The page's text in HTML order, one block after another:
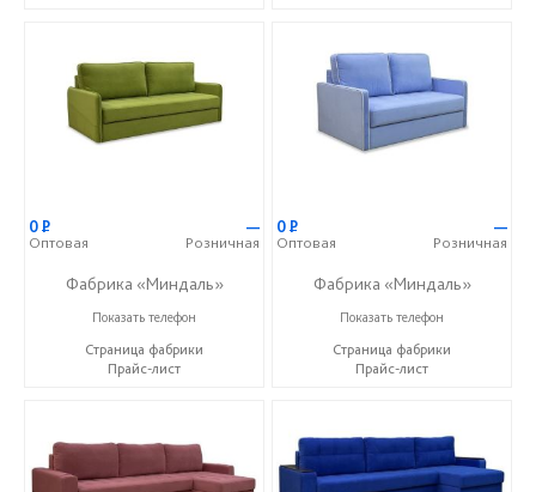
0Р
Оптовая
—
Розничная
Фабрика «Миндаль»
+7 (927) 630-62-82
Показать телефон
Страница фабрики
Прайс-лист
0Р
Оптовая
—
Розничная
Фабрика «Миндаль»
+7 (927) 630-62-82
Показать телефон
Страница фабрики
Прайс-лист